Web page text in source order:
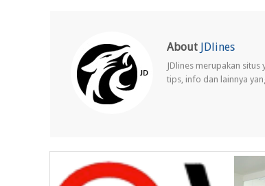
About JDlines
JDlines merupakan
tips, info dan lainnya